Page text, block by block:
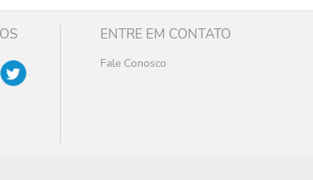
ENTRE EM CONTATO
Fale Conosco